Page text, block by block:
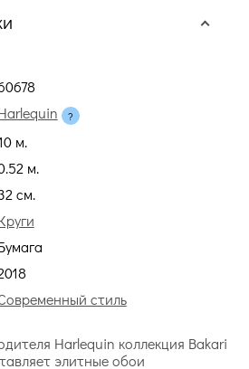
м.
м.
cм.
стиль
Harlequin коллекция Bakari
элитные обои